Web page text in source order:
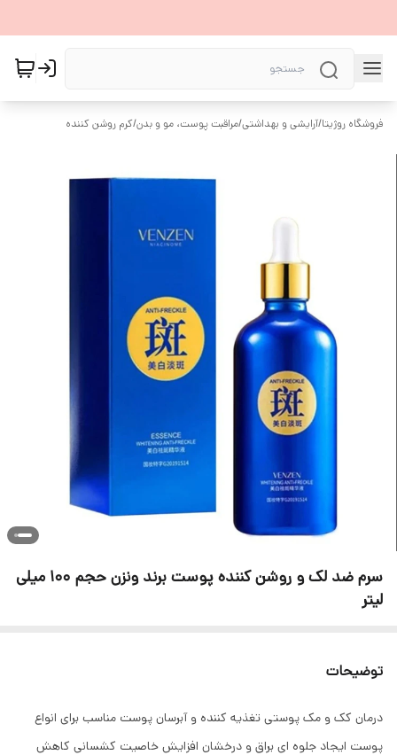
فروشگاه روژیتا/آرایشی و بهداشتی/مراقبت پوست، مو و بدن/کرم روشن کننده
سرم ضد لک و روشن کننده پوست برند ونزن حجم 100 میلی
لیتر
توضیحات
درمان کک و مک پوستی تغذیه کننده و آبرسان پوست مناسب برای انواع
پوست ایجاد جلوه‌ ای براق و درخشان افزایش خاصیت کشسانی کاهش